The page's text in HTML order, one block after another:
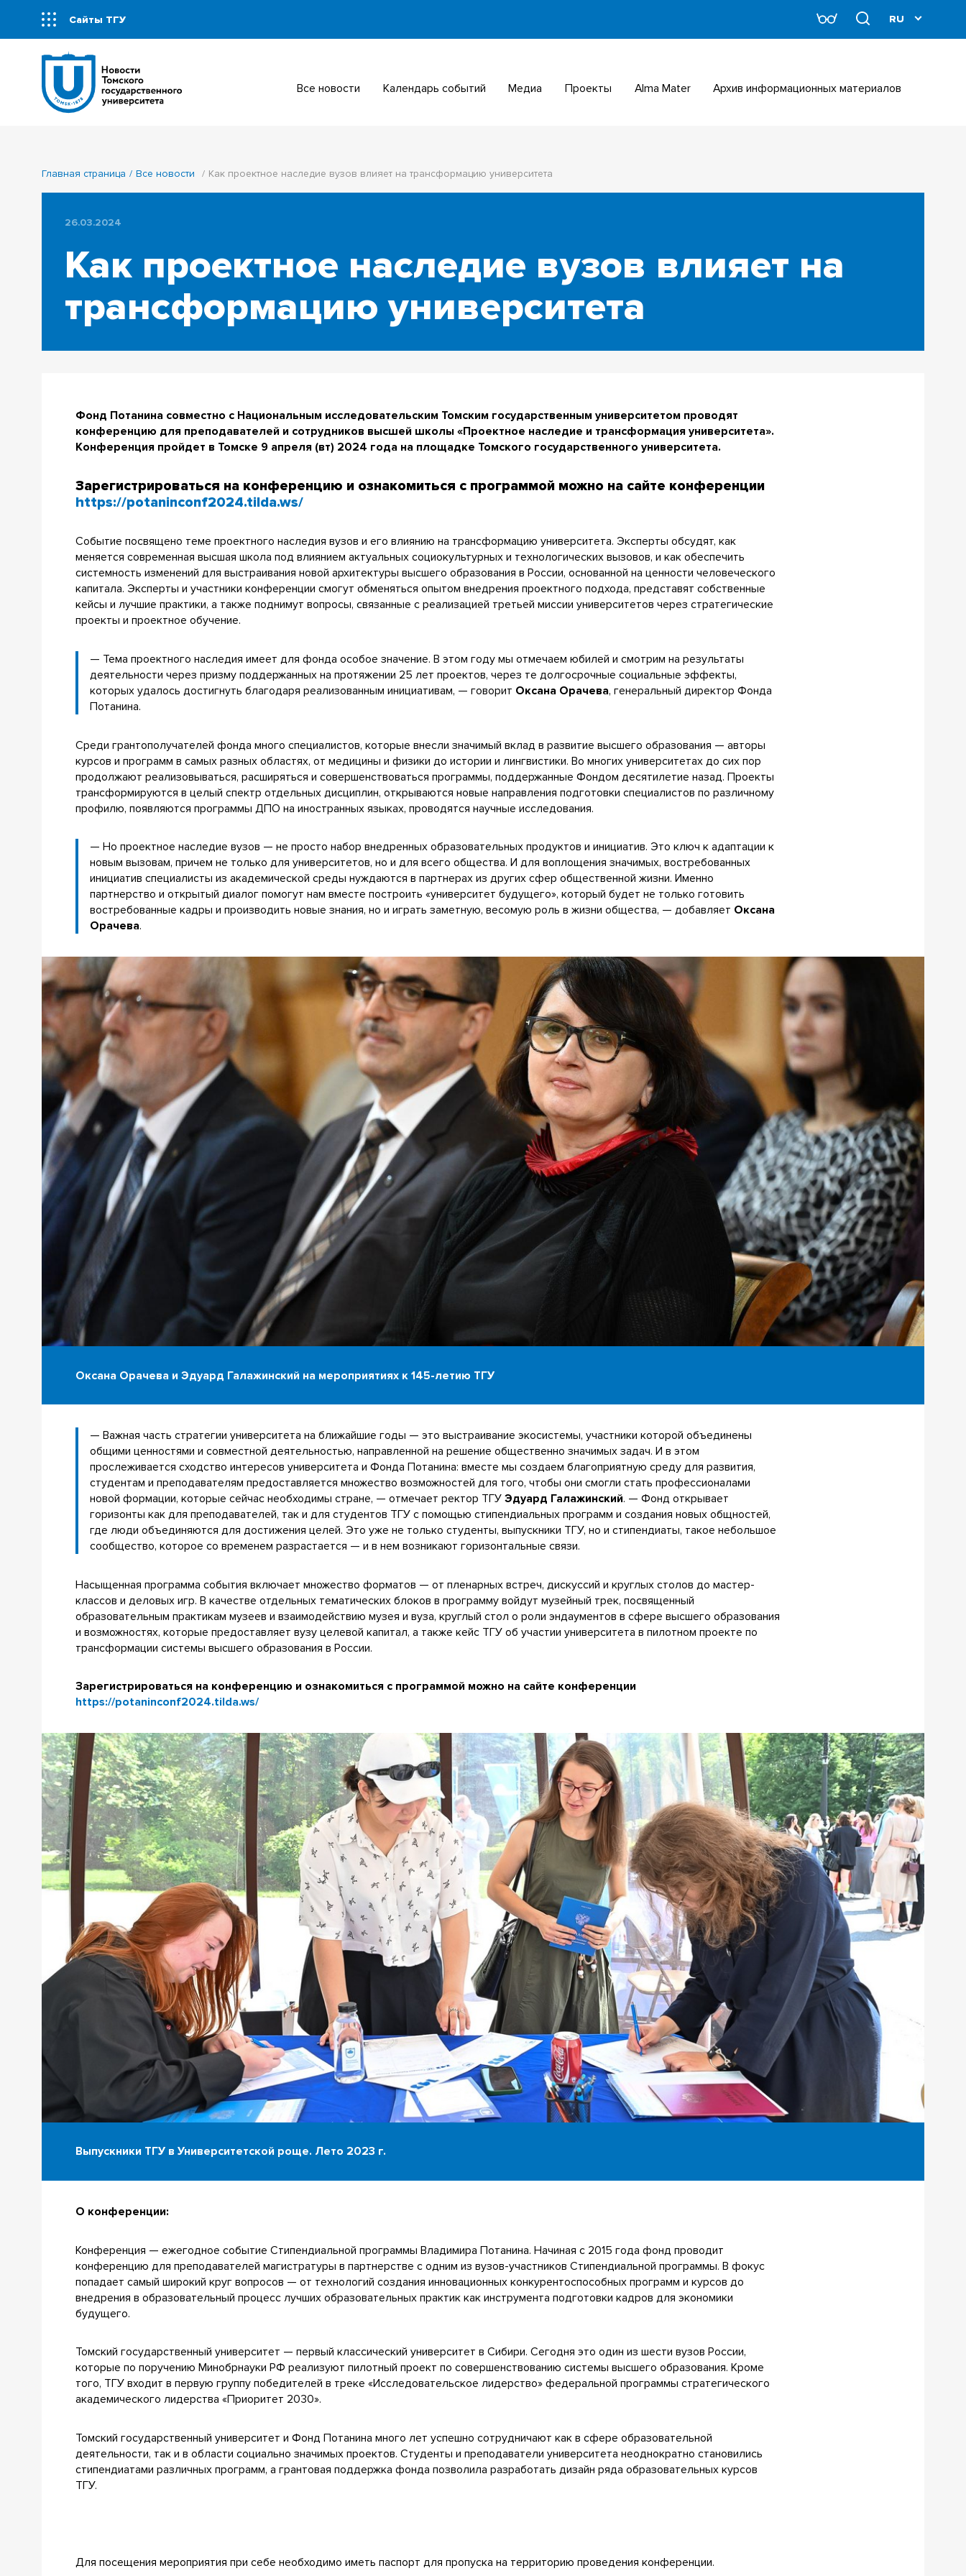
Сайты ТГУ
Все новости Календарь событий Медиа Проекты Alma Mater Архив информационных материалов
Главная страница Все новости Как проектное наследие вузов влияет на трансформацию университета
26.03.2024
Как проектное наследие вузов влияет на
трансформацию университета
Фонд Потанина совместно с Национальным исследовательским Томским государственным университетом проводят
конференцию для преподавателей и сотрудников высшей школы «Проектное наследие и трансформация университета».
Конференция пройдет в Томске 9 апреля (вт) 2024 года на площадке Томского государственного университета.
Зарегистрироваться на конференцию и ознакомиться с программой можно на сайте конференции
https://potaninconf2024.tilda.ws/
Событие посвящено теме проектного наследия вузов и его влиянию на трансформацию университета. Эксперты обсудят, как
меняется современная высшая школа под влиянием актуальных социокультурных и технологических вызовов, и как обеспечить
системность изменений для выстраивания новой архитектуры высшего образования в России, основанной на ценности человеческого
капитала. Эксперты и участники конференции смогут обменяться опытом внедрения проектного подхода, представят собственные
кейсы и лучшие практики, а также поднимут вопросы, связанные с реализацией третьей миссии университетов через стратегические
проекты и проектное обучение.
— Тема проектного наследия имеет для фонда особое значение. В этом году мы отмечаем юбилей и смотрим на результаты
деятельности через призму поддержанных на протяжении 25 лет проектов, через те долгосрочные социальные эффекты,
которых удалось достигнуть благодаря реализованным инициативам, — говорит Оксана Орачева, генеральный директор Фонда
Потанина.
Среди грантополучателей фонда много специалистов, которые внесли значимый вклад в развитие высшего образования — авторы
курсов и программ в самых разных областях, от медицины и физики до истории и лингвистики. Во многих университетах до сих пор
продолжают реализовываться, расширяться и совершенствоваться программы, поддержанные Фондом десятилетие назад. Проекты
трансформируются в целый спектр отдельных дисциплин, открываются новые направления подготовки специалистов по различному
профилю, появляются программы ДПО на иностранных языках, проводятся научные исследования.
— Но проектное наследие вузов — не просто набор внедренных образовательных продуктов и инициатив. Это ключ к адаптации к
новым вызовам, причем не только для университетов, но и для всего общества. И для воплощения значимых, востребованных
инициатив специалисты из академической среды нуждаются в партнерах из других сфер общественной жизни. Именно
партнерство и открытый диалог помогут нам вместе построить «университет будущего», который будет не только готовить
востребованные кадры и производить новые знания, но и играть заметную, весомую роль в жизни общества, — добавляет Оксана
Орачева.
Оксана Орачева и Эдуард Галажинский на мероприятиях к 145-летию ТГУ
— Важная часть стратегии университета на ближайшие годы — это выстраивание экосистемы, участники которой объединены
общими ценностями и совместной деятельностью, направленной на решение общественно значимых задач. И в этом
прослеживается сходство интересов университета и Фонда Потанина: вместе мы создаем благоприятную среду для развития,
студентам и преподавателям предоставляется множество возможностей для того, чтобы они смогли стать профессионалами
новой формации, которые сейчас необходимы стране, — отмечает ректор ТГУЭдуард Галажинский. — Фонд открывает
горизонты как для преподавателей, так и для студентов ТГУ с помощью стипендиальных программ и создания новых общностей,
где люди объединяются для достижения целей. Это уже не только студенты, выпускники ТГУ, но и стипендиаты, такое небольшое
сообщество, которое со временем разрастается — и в нем возникают горизонтальные связи.
Насыщенная программа события включает множество форматов — от пленарных встреч, дискуссий и круглых столов до мастер-
классов и деловых игр. В качестве отдельных тематических блоков в программу войдут музейный трек, посвященный
образовательным практикам музеев и взаимодействию музея и вуза, круглый стол о роли эндаументов в сфере высшего образования
и возможностях, которые предоставляет вузу целевой капитал, а также кейс ТГУ об участии университета в пилотном проекте по
трансформации системы высшего образования в России.
Зарегистрироваться на конференцию и ознакомиться с программой можно на сайте конференции
https://potaninconf2024.tilda.ws/
Выпускники ТГУ в Университетской роще. Лето 2023 г.
О конференции:
Конференция — ежегодное событие Стипендиальной программы Владимира Потанина. Начиная с 2015 года фонд проводит
конференцию для преподавателей магистратуры в партнерстве с одним из вузов-участников Стипендиальной программы. В фокус
попадает самый широкий круг вопросов — от технологий создания инновационных конкурентоспособных программ и курсов до
внедрения в образовательный процесс лучших образовательных практик как инструмента подготовки кадров для экономики
будущего.
Томский государственный университет — первый классический университет в Сибири. Сегодня это один из шести вузов России,
которые по поручению Минобрнауки РФ реализуют пилотный проект по совершенствованию системы высшего образования. Кроме
того, ТГУ входит в первую группу победителей в треке «Исследовательское лидерство» федеральной программы стратегического
академического лидерства «Приоритет 2030».
Томский государственный университет и Фонд Потанина много лет успешно сотрудничают как в сфере образовательной
деятельности, так и в области социально значимых проектов. Студенты и преподаватели университета неоднократно становились
стипендиатами различных программ, а грантовая поддержка фонда позволила разработать дизайн ряда образовательных курсов
ТГУ.
Для посещения мероприятия при себе необходимо иметь паспорт для пропуска на территорию проведения конференции.